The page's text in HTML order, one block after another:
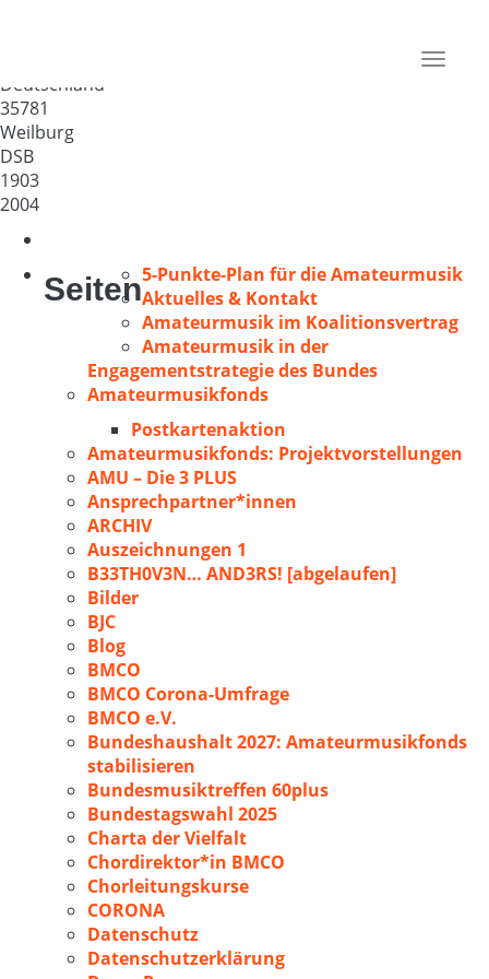
Toggle
Deutschland
35781
Weilburg
DSB
1903
2004
Seiten5-Punkte-Plan für die Amateurmusik
Aktuelles & Kontakt
Amateurmusik im Koalitionsvertrag
Amateurmusik in der
Engagementstrategie des Bundes
Amateurmusikfonds
Postkartenaktion
Amateurmusikfonds: Projektvorstellungen
AMU – Die 3 PLUS
Ansprechpartner*innen
ARCHIV
Auszeichnungen 1
B33TH0V3N… AND3RS! [abgelaufen]
Bilder
BJC
Blog
BMCO
BMCO Corona-Umfrage
BMCO e.V.
Bundeshaushalt 2027: Amateurmusikfonds
stabilisieren
Bundesmusiktreffen 60plus
Bundestagswahl 2025
Charta der Vielfalt
Chordirektor*in BMCO
Chorleitungskurse
CORONA
Datenschutz
Datenschutzerklärung